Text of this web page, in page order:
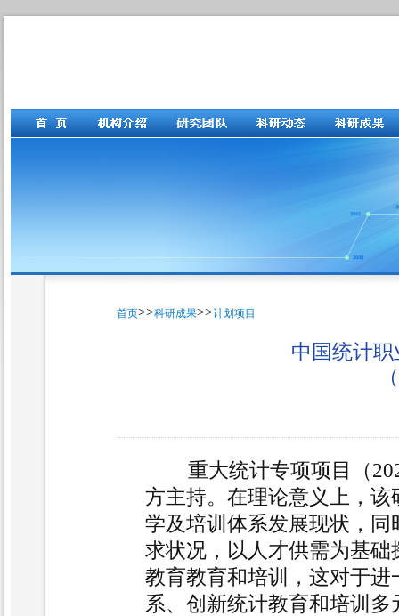
首页>>科研成果>>计划项目
中国统计
重大统计专项项目（
方主持。在理论意义上，该
学及培训 体系发展现状，同
求状况， 以人才供需为基础
教育教育和培训，这对于进
系、创新统计教育和培训多